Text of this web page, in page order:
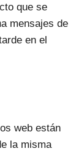
que se
mensajes de
en el
web están
la misma